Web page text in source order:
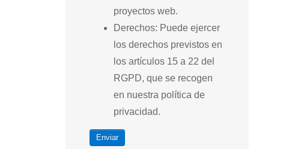
proyectos web.
Derechos: Puede ejercer
los derechos previstos en
los artículos 15 a 22 del
RGPD, que se recogen
en nuestra política de
privacidad.
Enviar